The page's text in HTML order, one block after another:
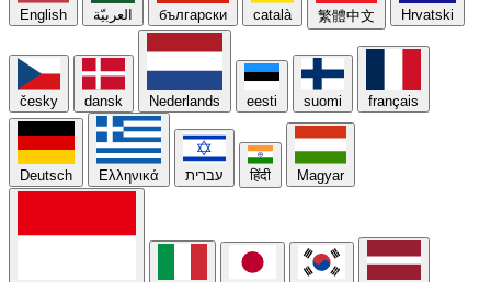
English العربيّة български català 繁體中文 Hrvatski
česky dansk Nederlands eesti suomi français
Deutsch Ελληνικά עברית हिंदी Magyar